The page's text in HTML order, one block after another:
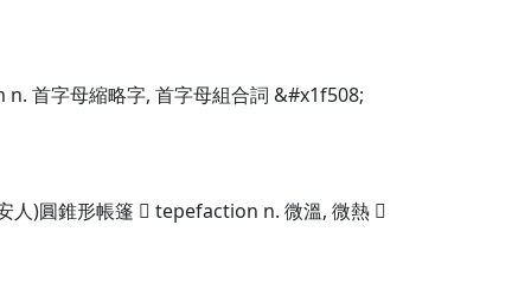
首字母縮略字, 首字母組合詞 &#x1f508;
人)圓錐形帳篷  tepefaction n. 微溫, 微熱 